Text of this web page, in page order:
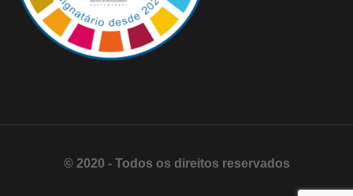
© 2020 - Todos os direitos reservados